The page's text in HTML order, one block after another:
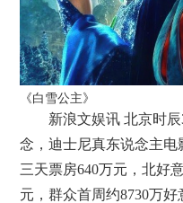
《白雪公主》
新浪文娱讯 北京时辰3
念，迪士尼真东说念主
三天票房640万元，北好
元，群众首周约8730万好